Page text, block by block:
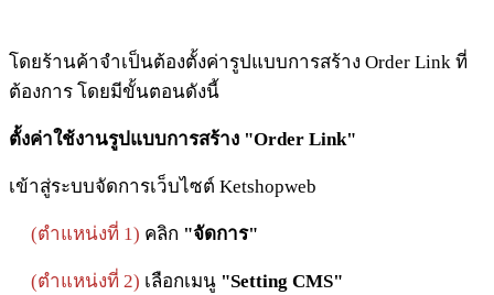
โดยร้านค้าจำเป็นต้องตั้งค่ารูปแบบการสร้าง Order Link ที่
ต้องการ โดยมีขั้นตอนดังนี้
ตั้งค่าใช้งานรูปแบบการสร้าง "Order Link"
เข้าสู่ระบบจัดการเว็บไซต์ Ketshopweb
(ตำแหน่งที่ 1) คลิก "จัดการ"
(ตำแหน่งที่ 2) เลือกเมนู "Setting CMS"